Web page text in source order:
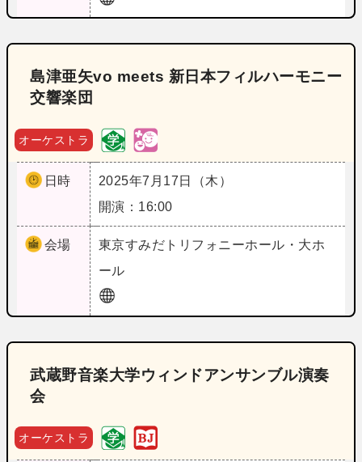
島津亜矢vo meets 新日本フィルハーモニー
交響楽団
オーケストラ
日時
2025年7月17日（木）
開演：16:00
会場 東京すみだトリフォニーホール・大ホ
ール
武蔵野音楽大学ウィンドアンサンブル演奏
会
オーケストラ